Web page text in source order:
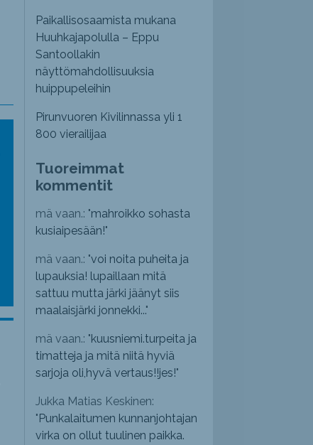
Paikallisosaamista mukana
Huuhkajapolulla – Eppu
Santoollakin
näyttömahdollisuuksia
huippupeleihin
Pirunvuoren Kivilinnassa yli 1
800 vierailijaa
Tuoreimmat
kommentit
mä vaan.: "mahroikko sohasta
kusiaipesään!"
mä vaan.: "voi noita puheita ja
lupauksia! lupaillaan mitä
sattuu mutta järki jäänyt siis
maalaisjärki jonnekki..."
mä vaan.: "kuusniemi.turpeita ja
timatteja ja mitä niitä hyviä
sarjoja oli,hyvä vertaus!!jes!"
Jukka Matias Keskinen:
" Punkalaitumen kunnanjohtajan
virka on ollut tuulinen paikka.